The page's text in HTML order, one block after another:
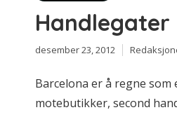
Handlegater
desember 23, 2012
Barcelona er å regne
motebutikker, second